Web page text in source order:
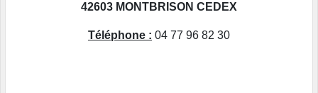
42603 MONTBRISON CEDEX
Téléphone : 04 77 96 82 30